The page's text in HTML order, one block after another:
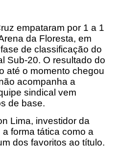
empataram por 1 a 1
da Floresta, em
de classificação do
Sub-20. O resultado do
até o momento chegou
acompanha a
sindical vem
de base.
Lima, investidor da
forma tática como a
dos favoritos ao título.